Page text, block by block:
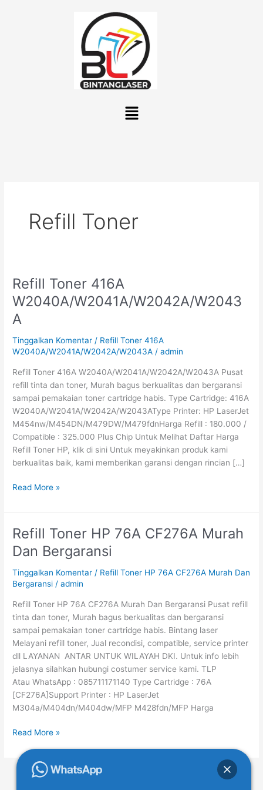
Menu
Refill Toner
Refill Toner 416A
W2040A/W2041A/W2042A/W2043
A
Tinggalkan Komentar / Refill Toner 416A
W2040A/W2041A/W2042A/W2043A /admin
Refill Toner 416A W2040A/W2041A/W2042A/W2043A Pusat
refill tinta dan toner, Murah bagus berkualitas dan bergaransi
sampai pemakaian toner cartridge habis. Type Cartridge: 416A
W2040A/W2041A/W2042A/W2043AType Printer: HP LaserJet
M454nw/M454DN/M479DW/M479fdnHarga Refill : 180.000 /
Compatible : 325.000 Plus Chip Untuk Melihat Daftar Harga
Refill Toner HP, klik di sini Untuk meyakinkan produk kami
berkualitas baik, kami memberikan garansi dengan rincian […]
Refill
Toner
416A
W2040A/W2041A/W2042A/W2043A
Read More »
Refill Toner HP 76A CF276A Murah
Dan Bergaransi
Tinggalkan Komentar / Refill Toner HP 76A CF276A Murah Dan
Bergaransi /admin
Refill Toner HP 76A CF276A Murah Dan Bergaransi Pusat refill
tinta dan toner, Murah bagus berkualitas dan bergaransi
sampai pemakaian toner cartridge habis. Bintang laser
Melayani refill toner, Jual recondisi, compatible, service printer
dll LAYANAN ANTAR UNTUK WILAYAH DKI. Untuk info lebih
jelasnya silahkan hubungi costumer service kami. TLP
Atau WhatsApp : 085711171140 Type Cartridge : 76A
[CF276A]Support Printer : HP LaserJet
M304a/M404dn/M404dw/MFP M428fdn/MFP Harga
Refill
Toner
HP
76A
CF276A
Dan
Bergaransi
Read More »
54